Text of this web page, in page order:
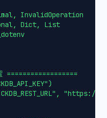
InvalidOperation
Dict, List
==================